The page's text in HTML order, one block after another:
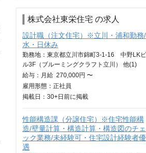
株式会社東栄住宅 の求人
設計職（注文住宅）※立川・浦和勤務/
水・日休み
勤務地：東京都立川市錦町3-1-16 中野LKビ
ル3F（ブルーミングクラフト立川） 他(1)
給与： 月給 270,000円 〜
雇用形態：正社員
掲載日： 30+日 前に掲載
性能構造課（分譲住宅）※住宅性能構
造/壁量計算・構造計算・構造図のチェ
ック業務/未経験可・住宅設計経験者優
遇